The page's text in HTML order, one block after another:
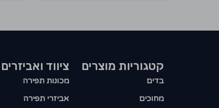
קטגוריות מוצרים​
בדים
מחוכים
ציווד ואביזרים
מכונות תפירה
אביזרי תפירה